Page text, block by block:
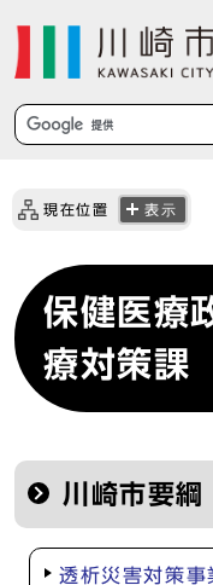
現在位置 表示
保健医療
療対策課
川崎市要綱
透析災害対策事